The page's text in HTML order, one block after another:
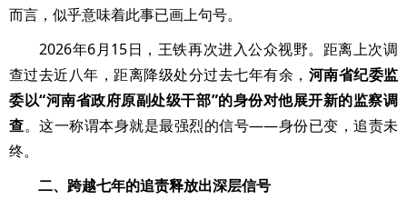
而言，似乎意味着此事已画上句号。
2026年6月15日，王铁再次进入公众视野。距离上次调
查过去近八年，距离降级处分过去七年有余， 河南省纪委监
委以“河南省政府原副处级干部”的身份对他展开新的监察调
查。这一称谓本身就是最强烈的信号——身份已变，追责未
终。
二、跨越七年的追责释放出深层信号